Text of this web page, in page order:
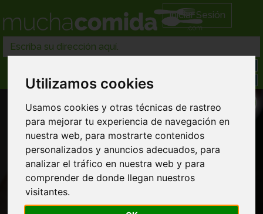
Utilizamos cookies
Usamos cookies y otras técnicas de rastreo
para mejorar tu experiencia de navegación en
nuestra web, para mostrarte contenidos
personalizados y anuncios adecuados, para
analizar el tráfico en nuestra web y para
comprender de donde llegan nuestros
visitantes.
Iniciar Sesión
Comida a domicilio en Sant vicenc de
castellet